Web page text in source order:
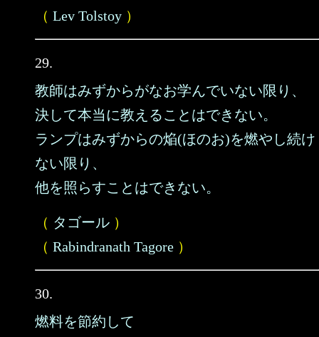
（ Lev Tolstoy ）
29.
教師はみずからがなお学んでいない限り、
決して本当に教えることはできない。
ランプはみずからの焔(ほのお)を燃やし続け
ない限り、
他を照らすことはできない。
（ タゴール ）
（ Rabindranath Tagore ）
30.
燃料を節約して